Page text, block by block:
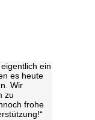
ein
es heute
Wir
zu
frohe